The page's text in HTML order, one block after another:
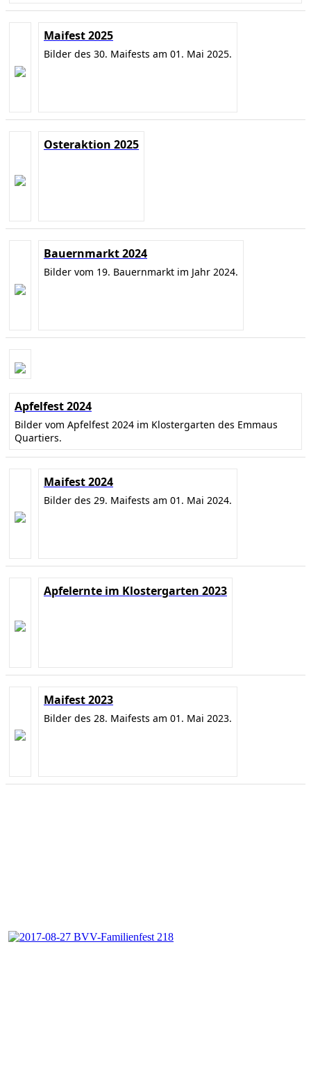
Maifest 2025
Bilder des 30. Maifests am 01. Mai 2025.
Osteraktion 2025
Bauernmarkt 2024
Bilder vom 19. Bauernmarkt im Jahr 2024.
Apfelfest 2024
Bilder vom Apfelfest 2024 im Klostergarten des Emmaus
Quartiers.
Maifest 2024
Bilder des 29. Maifests am 01. Mai 2024.
Apfelernte im Klostergarten 2023
Maifest 2023
Bilder des 28. Maifests am 01. Mai 2023.